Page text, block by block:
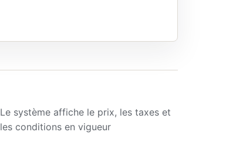
Le système affiche le prix, les taxes et
les conditions en vigueur